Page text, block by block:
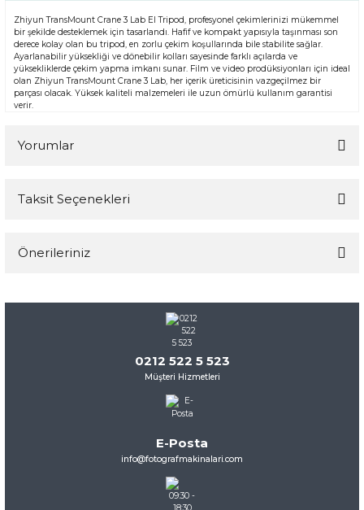
Zhiyun TransMount Crane 3 Lab El Tripod, profesyonel çekimlerinizi mükemmel
bir şekilde desteklemek için tasarlandı. Hafif ve kompakt yapısıyla taşınması son
derece kolay olan bu tripod, en zorlu çekim koşullarında bile stabilite sağlar.
Ayarlanabilir yüksekliği ve dönebilir kolları sayesinde farklı açılarda ve
yüksekliklerde çekim yapma imkanı sunar. Film ve video prodüksiyonları için ideal
olan Zhiyun TransMount Crane 3 Lab, her içerik üreticisinin vazgeçilmez bir
parçası olacak. Yüksek kaliteli malzemeleri ile uzun ömürlü kullanım garantisi
verir.
Yorumlar
Taksit Seçenekleri
Önerileriniz
konularda yetersiz gördüğünüz noktaları öneri formunu
kullanarak tarafımıza iletebilirsiniz.
Görüş ve önerileriniz için teşekkür ederiz.
Ürün resmi kalitesiz, bozuk veya görüntülenemiyor.
Ürün açıklamasında eksik bilgiler bulunuyor.
Ürün fiyatı diğer sitelerden daha pahalı.
0212 522 5 523
Müşteri Hizmetleri
E-Posta
info@fotografmakinalari.com